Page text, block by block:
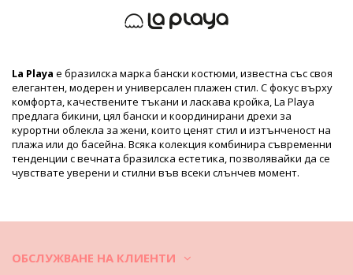
Състав: 84% Polyester, 16% Elastane
Подплата: 87% Polyamide, 13% Elastane
Отдел: ЖЕНИ, Цели бански
Пакетът включва: 1 x Цели бански (Други аксесоари не са
включени)
HS CODE: 6112.41.0010
SKU: 1981116582
EAN: XS (7899918231223), S (7899670427179), M (7899670427186),
L (7899670427193), XL (7899670427209)
Справка за доставчик: 3032130
Инструкции за грижа за: La Playa Reducao Solar
La Playa е бразилска марка бански костюми, известна със своя
елегантен, модерен и универсален плажен стил. С фокус върху
комфорта, качествените тъкани и ласкава кройка, La Playa
предлага бикини, цял бански и координирани дрехи за
курортни облекла за жени, които ценят стил и изтънченост на
плажа или до басейна. Всяка колекция комбинира съвременни
тенденции с вечната бразилска естетика, позволявайки да се
чувствате уверени и стилни във всеки слънчев момент.
ОБСЛУЖВАНЕ НА КЛИЕНТИ